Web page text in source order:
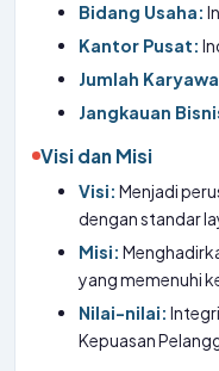
Bidang Usaha:
Kantor Pusat:
Jumlah
Jangkauan
Visi dan Misi
Visi: Menjadi
dengan standar
Misi:
yang memenuhi
Nilai-nilai:
Kepuasan